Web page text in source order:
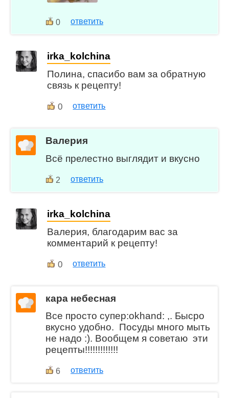
0 ответить
irka_kolchina
Полина, спасибо вам за обратную
связь к рецепту!
0 ответить
Валерия
Всё прелестно выглядит и вкусно
2 ответить
irka_kolchina
Валерия, благодарим вас за
комментарий к рецепту!
0 ответить
кара небесная
Все просто супер:okhand: ,. Бысро
вкусно удобно. Посуды много мыть
не надо :). Вообщем я советаю эти
рецепты!!!!!!!!!!!!!
6 ответить